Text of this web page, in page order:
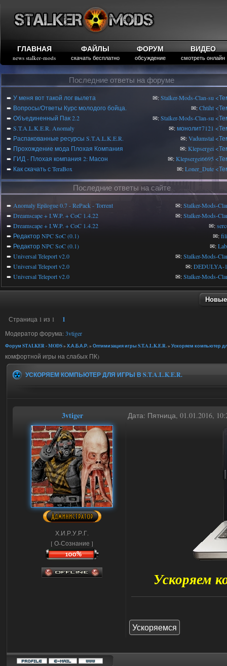
ГЛАВНАЯ
news stalker-mods
ФАЙЛЫ
скачать бесплатно
ФОРУМ
обсуждение
ВИДЕО
смотреть онлайн
Последние ответы на форуме
➨ У меня вот такой лог вылета ✉:Stalker-Mods-Clan-su
➨ Вопросы/Ответы Курс молодого бойца. ✉:Chtiht
➨ Объединенный Пак 2.2 ✉:Stalker-Mods-Clan-su
➨ S.T.A.L.K.E.R. Anomaly ✉:монолит7121
➨ Распакованные ресурсы S.T.A.L.K.E.R. ✉:Vadumstal
➨ Прохождение мода Плохая Компания ✉:Klepsergei
➨ ГИД - Плохая компания 2: Масон ✉:Klepsergei6695
➨ Как скачать с TeraBox ✉:Loner_Dute
Последние ответы на сайте
➨ Anomaly Epilogue 0.7 - RePack - Torrent ✉:Stalker-Mods-
➨ Dreamscape + I.W.P. + CoC 1.4.22 ✉:Stalker-Mods-
➨ Dreamscape + I.W.P. + CoC 1.4.22 ✉:
➨ Редактор NPC SoC (0.1) ✉:
➨ Редактор NPC SoC (0.1) ✉:
➨ Universal Teleport v2.0 ✉:Stalker-Mods-
➨ Universal Teleport v2.0 ✉:DEDULYA-
➨ Universal Teleport v2.0 ✉:Stalker-Mods-
Страница 1 из 1 1
Модератор форума: 3vtiger
Форум STALKER - MODS» Х.А.Б.А.Р.» Оптимизация игры S.T.A.L.K.E.R.» Ускоряем компьютер
комфортной игры на слабых ПК)
УСКОРЯЕМ КОМПЬЮТЕР ДЛЯ ИГРЫ В S.T.A.L.K.E.R.
3vtiger Дата: Пятница, 01.01.2016,
Х.И.Р.У.Р.Г.
[ О-Сознание ]
Ускоряем
Ускоряемся